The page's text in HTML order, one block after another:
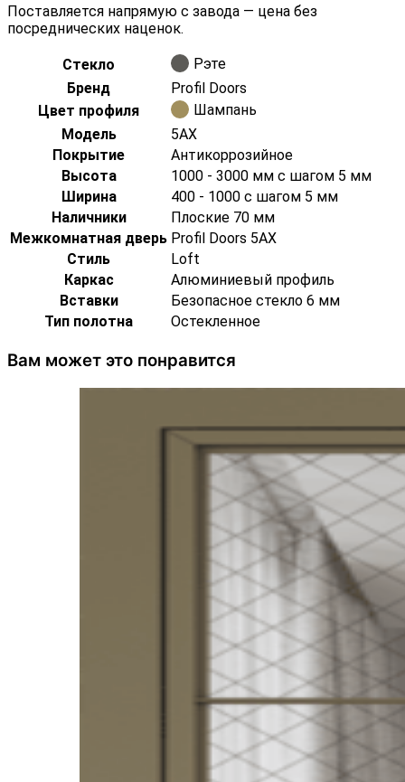
Поставляется напрямую с завода — цена без
посреднических наценок.
Стекло
Рэте
Бренд
Profil Doors
Цвет профиля
Шампань
Модель
5AX
Покрытие
Антикоррозийное
Высота
1000 - 3000 мм с шагом 5 мм
Ширина
400 - 1000 с шагом 5 мм
Наличники
Плоские 70 мм
Межкомнатная дверь Profil Doors 5AX
Стиль
Loft
Каркас
Алюминиевый профиль
Вставки
Безопасное стекло 6 мм
Тип полотна
Остекленное
Вам может это понравится